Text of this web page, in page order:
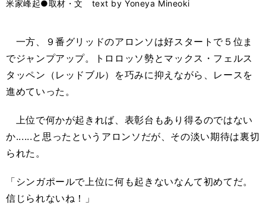
米家峰起●取材・文 text by Yoneya Mineoki
一方、９番グリッドのアロンソは好スタートで５位ま
でジャンプアップ。トロロッソ勢とマックス・フェルス
タッペン（レッドブル）を巧みに抑えながら、レースを
進めていった。
上位で何かが起きれば、表彰台もあり得るのではない
か......と思ったというアロンソだが、その淡い期待は裏切
られた。
「シンガポールで上位に何も起きないなんて初めてだ。
信じられないね！」